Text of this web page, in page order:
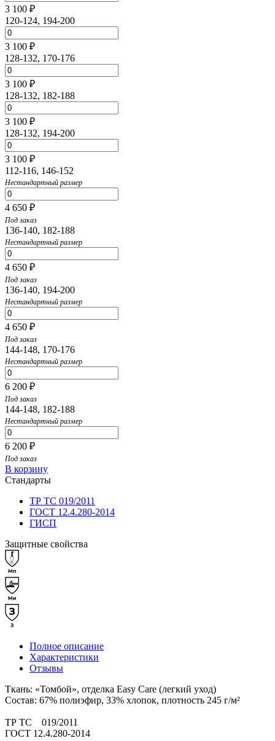
3 100 ₽
120-124, 194-200
3 100 ₽
128-132, 170-176
3 100 ₽
128-132, 182-188
3 100 ₽
128-132, 194-200
3 100 ₽
112-116, 146-152
Нестандартный размер
4 650 ₽
Под заказ
136-140, 182-188
Нестандартный размер
4 650 ₽
Под заказ
136-140, 194-200
Нестандартный размер
4 650 ₽
Под заказ
144-148, 170-176
Нестандартный размер
6 200 ₽
Под заказ
144-148, 182-188
Нестандартный размер
6 200 ₽
Под заказ
В корзину
Стандарты
ТР ТС 019/2011
ГОСТ 12.4.280-2014
ГИСП
Защитные свойства
Полное описание
Характеристики
Отзывы
Ткань: «Томбой», отделка Easy Care (легкий уход)
Состав: 67% полиэфир, 33% хлопок, плотность 245 г/м²
ТР ТС 019/2011
ГОСТ 12.4.280-2014